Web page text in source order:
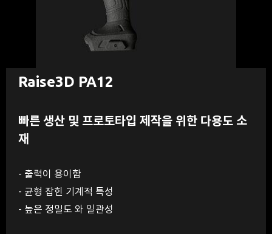
Raise3D PA12
빠른 생산 및 프로토타입 제작을 위한 다용도 소
재
- 출력이 용이함
- 균형 잡힌 기계적 특성
- 높은 정밀도 와 일관성